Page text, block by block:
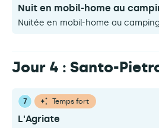
Nuit en mobil-home au
Nuitée en mobil-home au
Jour 4 : Santo-
7 Temps fort
L'Agriate